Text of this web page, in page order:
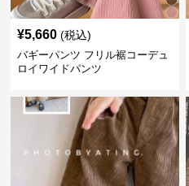
¥5,660 (税込)
バギーパンツ フリル裾コーデュ
ロイワイドパンツ